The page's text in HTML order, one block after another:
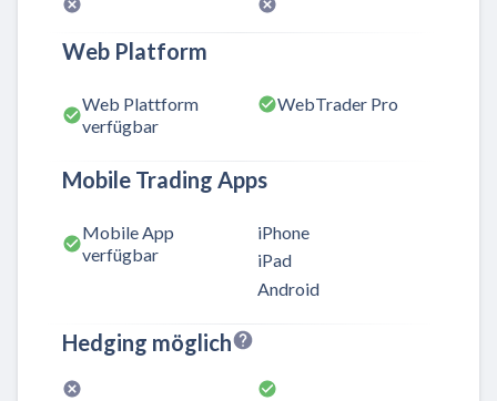
Web Platform
Web Plattform
verfügbar
WebTrader Pro
Mobile Trading Apps
Mobile App
verfügbar
iPhone
iPad
Android
Hedging möglich